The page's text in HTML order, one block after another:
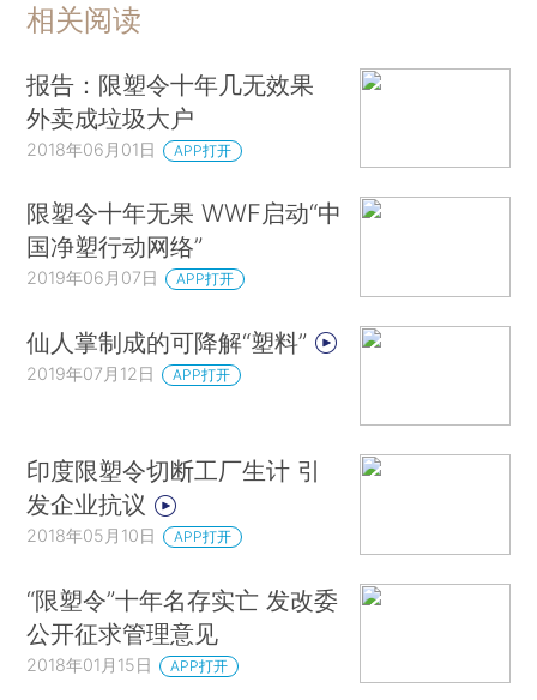
相关阅读
报告：限塑令十年几无效果
外卖成垃圾大户
2018年06月01日 APP打开
限塑令十年无果 WWF启动“中
国净塑行动网络”
2019年06月07日 APP打开
仙人掌制成的可降解“塑料”
2019年07月12日 APP打开
印度限塑令切断工厂生计 引
发企业抗议
2018年05月10日 APP打开
“限塑令”十年名存实亡 发改委
公开征求管理意见
2018年01月15日 APP打开